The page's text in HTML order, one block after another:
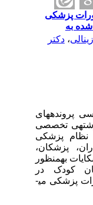
پزشکی
به
،دکتر
تخصصی
پزشکی
پزشکان،
به­منظور
کودک در
پزشکی می­